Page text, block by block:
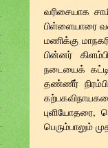
வரிசையாக
பிள்ளையாரை
மணிக்கு
பின்னர்
நடையைக்
தண்ணீர்
புளியோதரை,
பெரும்பாலும்